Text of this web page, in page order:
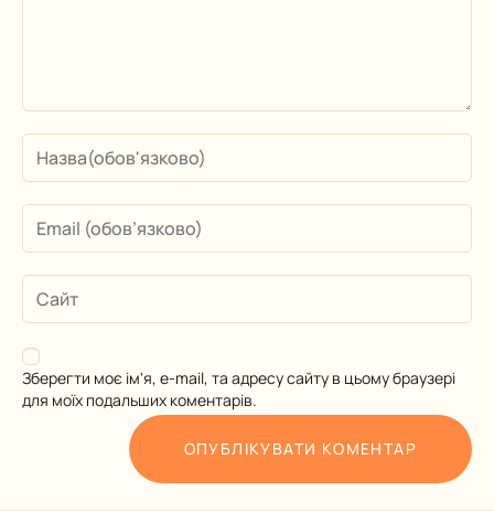
Зберегти моє ім'я, e-mail, та адресу сайту в цьому браузері
для моїх подальших коментарів.